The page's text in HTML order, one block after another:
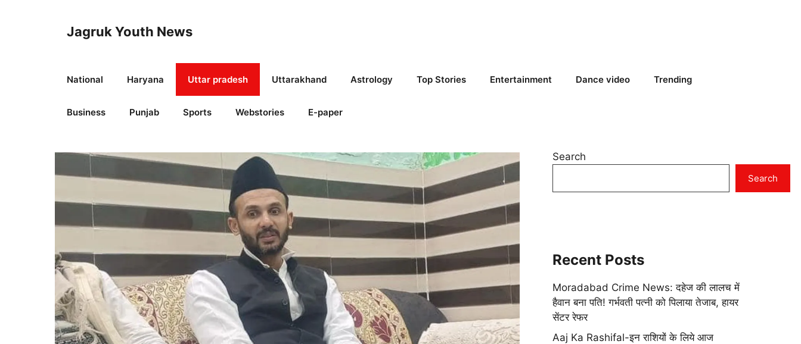
Jagruk Youth News
National Haryana Uttar pradesh Uttarakhand Astrology Top Stories Entertainment Dance video Trending
Business Punjab Sports Webstories E-paper
Search
Search
Recent Posts
Moradabad Crime News: दहेज की लालच में
हैवान बना पति! गर्भवती पत्नी को पिलाया तेजाब, हायर
सेंटर रेफर
Aaj Ka Rashifal-इन राशियों के लिये आज